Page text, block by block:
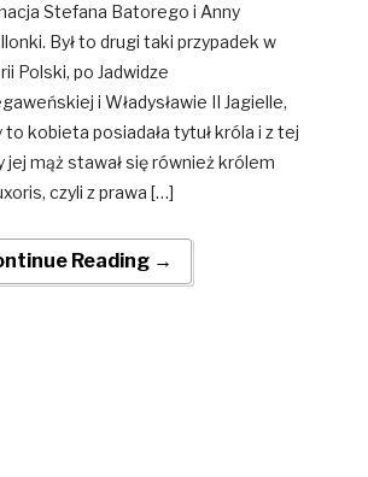
Stefana Batorego i Anny
Był to drugi taki przypadek w
Polski, po Jadwidze
i Władysławie II Jagielle,
to kobieta posiadała tytuł króla i z tej
jej mąż stawał się również królem
czyli z prawa […]
Reading →